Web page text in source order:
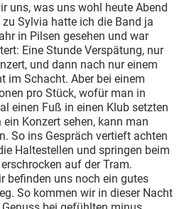
uns, was uns wohl heute Abend
Sylvia hatte ich die Band ja
in Pilsen gesehen und war
Eine Stunde Verspätung, nur
und dann nach nur einem
im Schacht. Aber bei einem
pro Stück, wofür man in
einen Fuß in einen Klub setzten
Konzert sehen, kann man
So ins Gespräch vertieft achten
Haltestellen und springen beim
auf der Tram.
befinden uns noch ein gutes
So kommen wir in dieser Nacht